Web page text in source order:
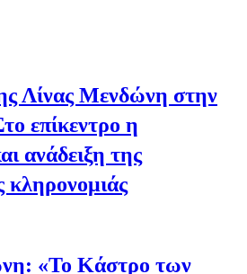
Λίνας Μενδώνη στην
επίκεντρο η
ανάδειξη της
κληρονομιάς
«Το Κάστρο των